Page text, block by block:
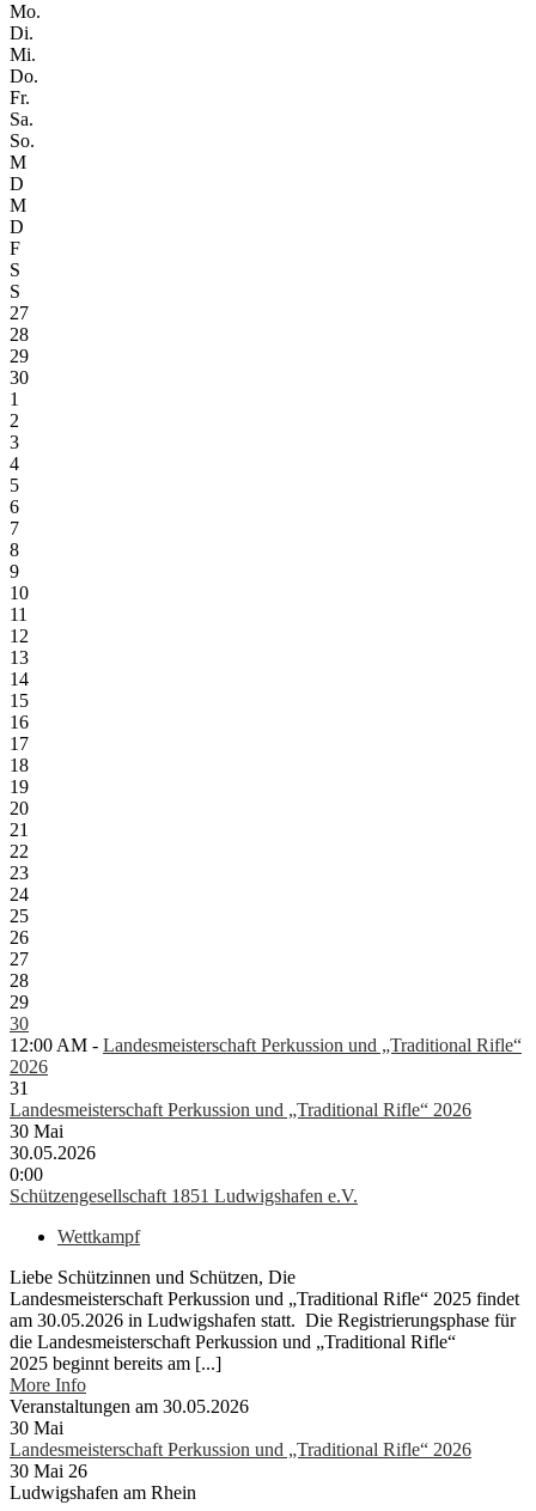
Mo.
Di.
Mi.
Do.
Fr.
Sa.
So.
M
D
M
D
F
S
S
27
28
29
30
1
2
3
4
5
6
7
8
9
10
11
12
13
14
15
16
17
18
19
20
21
22
23
24
25
26
27
28
29
30
12:00 AM - Landesmeisterschaft Perkussion und „Traditional Rifle“
2026
31
Landesmeisterschaft Perkussion und „Traditional Rifle“ 2026
30 Mai
30.05.2026
0:00
Schützengesellschaft 1851 Ludwigshafen e.V.
Wettkampf
Liebe Schützinnen und Schützen, Die
Landesmeisterschaft Perkussion und „Traditional Rifle“ 2025 findet
am 30.05.2026 in Ludwigshafen statt. Die Registrierungsphase für
die Landesmeisterschaft Perkussion und „Traditional Rifle“
2025 beginnt bereits am [...]
More Info
Veranstaltungen am 30.05.2026
30 Mai
Landesmeisterschaft Perkussion und „Traditional Rifle“ 2026
30 Mai 26
Ludwigshafen am Rhein